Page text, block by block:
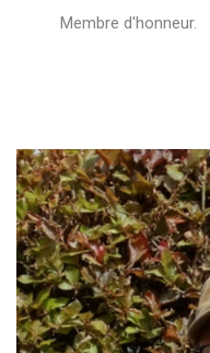
Membre d'honneur.